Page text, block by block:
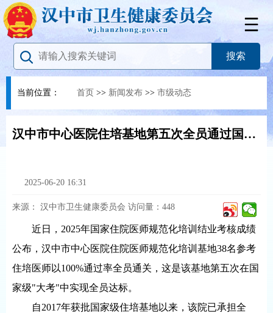
当前位置： 首页 >> 新闻发布 >> 市级动态
汉中市中心医院住培基地第五次全员通过国家级结业考核
2025-06-20 16:31
来源： 汉中市卫生健康委员会 访问量： 448
近日，2025年国家住院医师规范化培训结业考核成绩
公布，汉中市中心医院住院医师规范化培训基地38名参考
住培医师以100%通过率全员通关，这是该基地第五次在国
家级"大考"中实现全员达标。
自2017年获批国家级住培基地以来，该院已承担全